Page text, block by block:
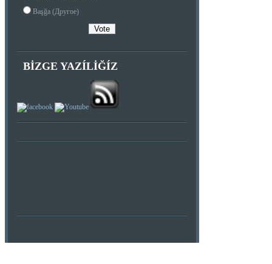
Başğa (Другое)
BIZGE YAZÍLIĞÍZ